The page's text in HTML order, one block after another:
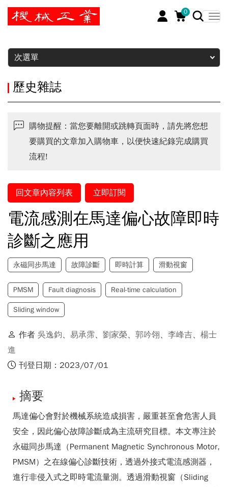
0
暫停
次選單
歷史雜誌
購物提醒：當您要離開或跳轉頁面時，請先將您想
要購買的文章加入購物車，以便快速紀錄完成購買
流程!
回文章內容列表 立即訂閱
電流感測在馬達偏心故障即時
診斷之應用
永磁同步馬達 故障診斷 即時計算 滑動視窗
PMSM Fault diagnosis Real-time calculation
Sliding window
作者 吳逸鈞、 易承霈、 劉家榮、 郭吟翎、 李峰吉、 楊士
進
刊登日期：2023/07/01
摘要
馬達偏心會對於機械系統造成損害，嚴重甚至會危害人員
安全，因此偏心故障診斷成為主流研究目標。本文專注於
永磁同步馬達（Permanent Magnetic Synchronous Motor,
PMSM）之在線偏心診斷技術，透過外接式電流感測器，
進行非侵入式之即時電流量測。透過滑動視窗（Sliding